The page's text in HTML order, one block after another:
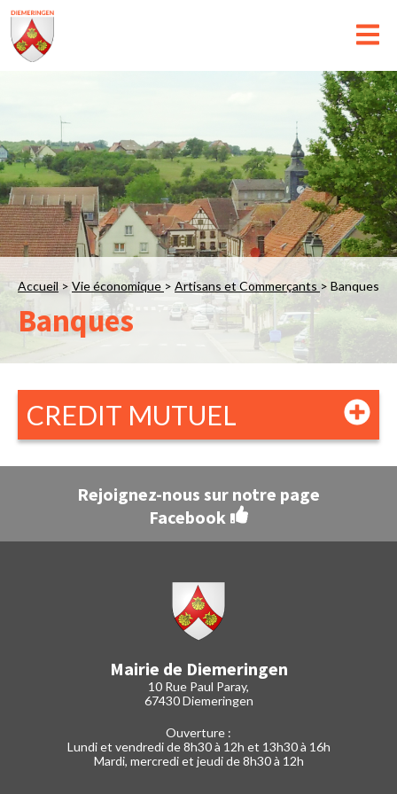
Accueil > Vie économique > Artisans et Commerçants > Banques
Banques
CREDIT MUTUEL
Rejoignez-nous sur notre page
Facebook
Mairie de Diemeringen
10 Rue Paul Paray,
67430 Diemeringen
Ouverture :
Lundi et vendredi de 8h30 à 12h et 13h30 à 16h
Mardi, mercredi et jeudi de 8h30 à 12h